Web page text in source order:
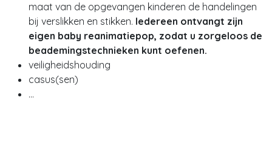
maat van de opgevangen kinderen de handelingen
bij verslikken en stikken. Iedereen ontvangt zijn
eigen baby reanimatiepop, zodat u zorgeloos de
beademingstechnieken kunt oefenen.
veiligheidshouding
casus(sen)
...